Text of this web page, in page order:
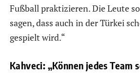
Fußball praktizieren. Die Leute
sagen, dass auch in der Türkei
gespielt wird.“
Kahveci: „Können jedes Team